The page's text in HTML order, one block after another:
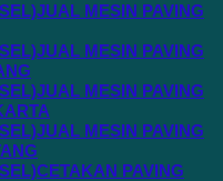
MESIN PAVING
MESIN PAVING
MESIN PAVING
MESIN PAVING
PAVING